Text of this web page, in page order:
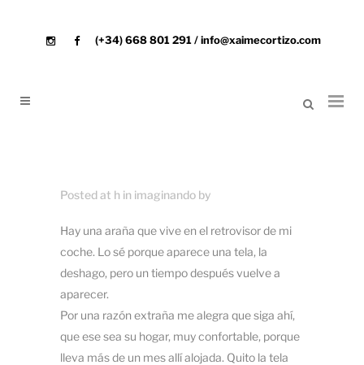
(+34) 668 801 291 / info@xaimecortizo.com
Posted at h in imaginando by
Hay una araña que vive en el retrovisor de mi
coche. Lo sé porque aparece una tela, la
deshago, pero un tiempo después vuelve a
aparecer.
Por una razón extraña me alegra que siga ahí,
que ese sea su hogar, muy confortable, porque
lleva más de un mes allí alojada. Quito la tela